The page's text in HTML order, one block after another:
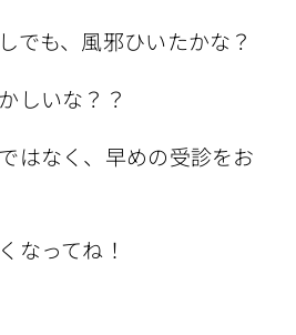
でも、風邪ひいたかな？
しいな？？
はなく、早めの受診をお
なってね！